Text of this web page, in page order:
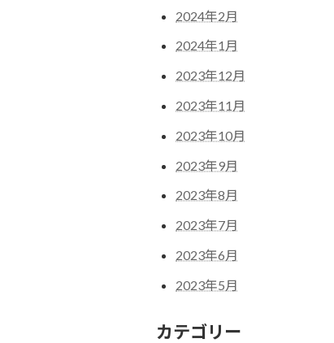
2024年2月
2024年1月
2023年12月
2023年11月
2023年10月
2023年9月
2023年8月
2023年7月
2023年6月
2023年5月
カテゴリー